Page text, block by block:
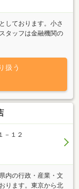
しております。小さ
タッフは金融機関の
をモットーに、皆様
様をサポート致しま
のご相談から資金計
ンプライアンス、プ
・丁寧な対応をお約
扱う
－１２
内の行政・産業・文
ります。東京から北